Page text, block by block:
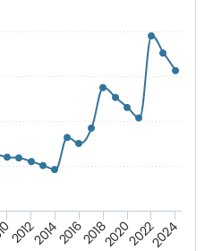
2012201420162018202020222024